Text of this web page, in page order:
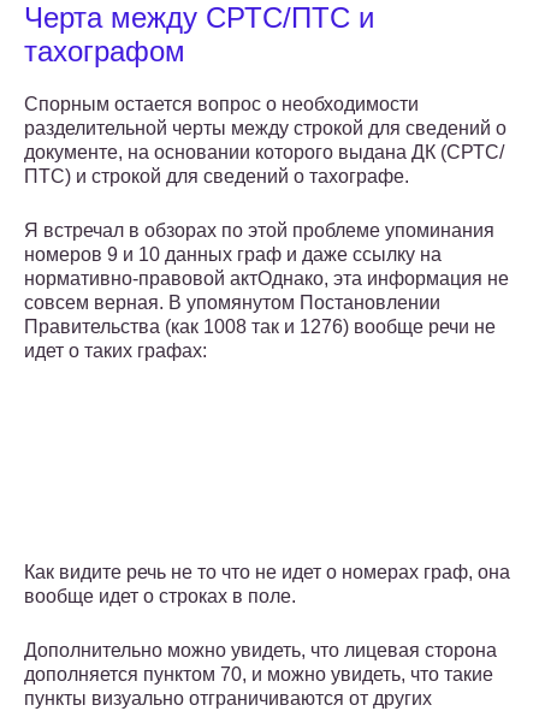
Черта между СРТС/ПТС и
тахографом
Спорным остается вопрос о необходимости
разделительной черты между строкой для сведений о
документе, на основании которого выдана ДК (СРТС/
ПТС) и строкой для сведений о тахографе.
Я встречал в обзорах по этой проблеме упоминания
номеров 9 и 10 данных граф и даже ссылку на
нормативно-правовой актОднако, эта информация не
совсем верная. В упомянутом Постановлении
Правительства (как 1008 так и 1276) вообще речи не
идет о таких графах:
Как видите речь не то что не идет о номерах граф, она
вообще идет о строках в поле.
Дополнительно можно увидеть, что лицевая сторона
дополняется пунктом 70, и можно увидеть, что такие
пункты визуально отграничиваются от других